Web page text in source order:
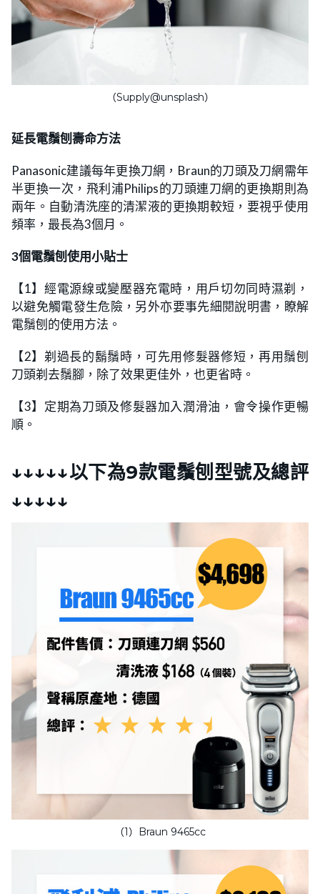
（Supply@unsplash）
延長電鬚刨壽命方法
Panasonic建議每年更換刀網，Braun的刀頭及刀網需年
半更換一次，飛利浦Philips的刀頭連刀網的更換期則為
兩年。自動清洗座的清潔液的更換期較短，要視乎使用
頻率，最長為3個月。
3個電鬚刨使用小貼士
【1】經電源線或變壓器充電時，用戶切勿同時濕剃，
以避免觸電發生危險，另外亦要事先細閱說明書，瞭解
電鬚刨的使用方法。
【2】剃過長的鬍鬚時，可先用修髮器修短，再用鬚刨
刀頭剃去鬚腳，除了效果更佳外，也更省時。
【3】定期為刀頭及修髮器加入潤滑油，會令操作更暢
順。
↓↓↓↓↓以下為9款電鬚刨型號及總評
↓↓↓↓↓
（1）Braun 9465cc